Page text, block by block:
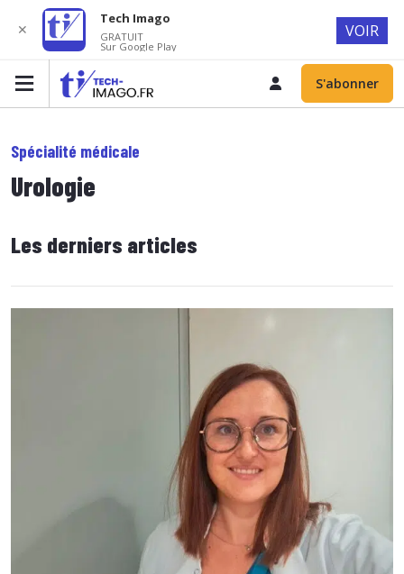
S'abonner
Spécialité médicale
Urologie
Les derniers articles
✕
Tech Imago
GRATUIT
Sur Google Play
VOIR